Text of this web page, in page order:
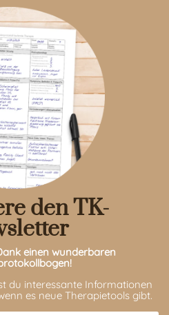
den TK-
einen wunderbaren
du interessante Informationen
es neue Therapietools gibt.